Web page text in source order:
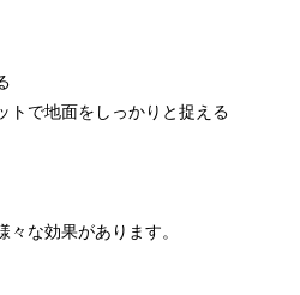
トで地面をしっかりと捉える
な効果があります。